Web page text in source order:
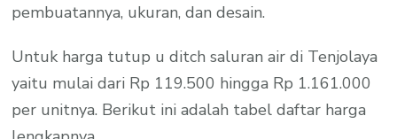
pembuatannya, ukuran, dan desain.
Untuk harga tutup u ditch saluran air di Tenjolaya
yaitu mulai dari Rp 119.500 hingga Rp 1.161.000
per unitnya. Berikut ini adalah tabel daftar harga